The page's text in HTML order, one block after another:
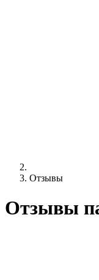
Отзывы
Отзывы